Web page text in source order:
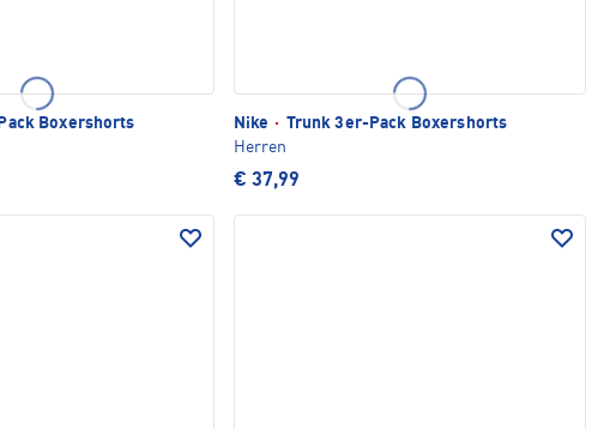
Boxershorts
Nike · Trunk 3er-Pack Boxershorts
Herren
€ 37,99